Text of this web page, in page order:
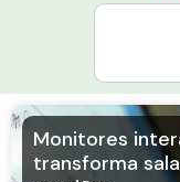
Monitores
transforma